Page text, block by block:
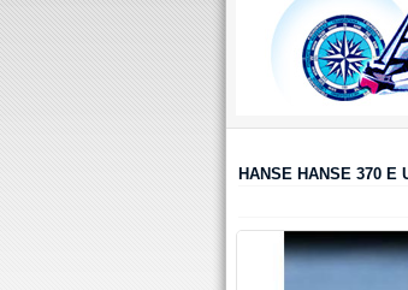
HANSE HANSE 370 E